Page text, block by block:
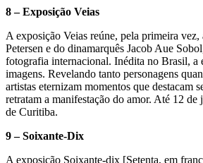
8 – Exposição Veias
A exposição Veias reúne, pela primeira
Petersen e do dinamarquês Jacob Aue
fotografia internacional. Inédita no Brasil, a
imagens. Revelando tanto personagens
artistas eternizam momentos que destacam
retratam a manifestação do amor. Até 12
de Curitiba.
9 – Soixante-Dix
A exposição Soixante-dix [Setenta, em